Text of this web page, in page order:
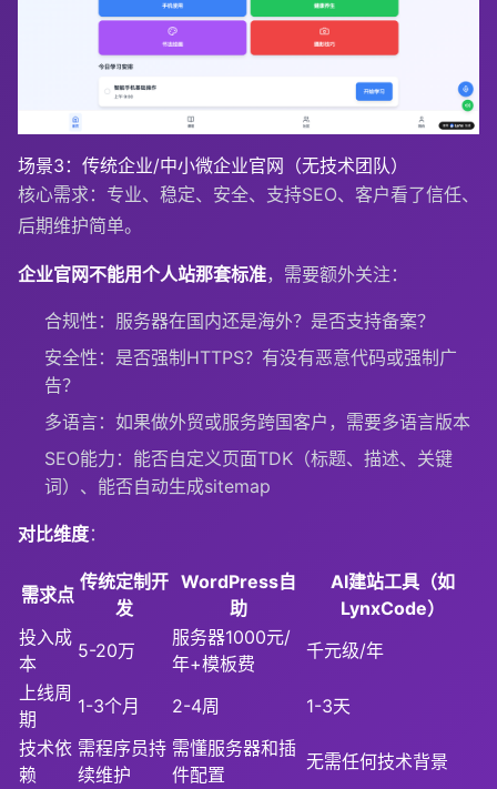
场景3：传统企业/中小微企业官网（无技术团队）
核心需求：专业、稳定、安全、支持SEO、客户看了信任、
后期维护简单。
企业官网不能用个人站那套标准，需要额外关注：
合规性：服务器在国内还是海外？是否支持备案？
安全性：是否强制HTTPS？有没有恶意代码或强制广
告？
多语言：如果做外贸或服务跨国客户，需要多语言版本
SEO能力：能否自定义页面TDK（标题、描述、关键
词）、能否自动生成sitemap
对比维度：
需求点
传统定制开
发
WordPress自
助
AI建站工具（如
LynxCode）
投入成
本
5-20万
服务器1000元/
年+模板费
千元级/年
上线周
期
1-3个月 2-4周
1-3天
技术依
赖
需程序员持
续维护
需懂服务器和插
件配置
无需任何技术背景